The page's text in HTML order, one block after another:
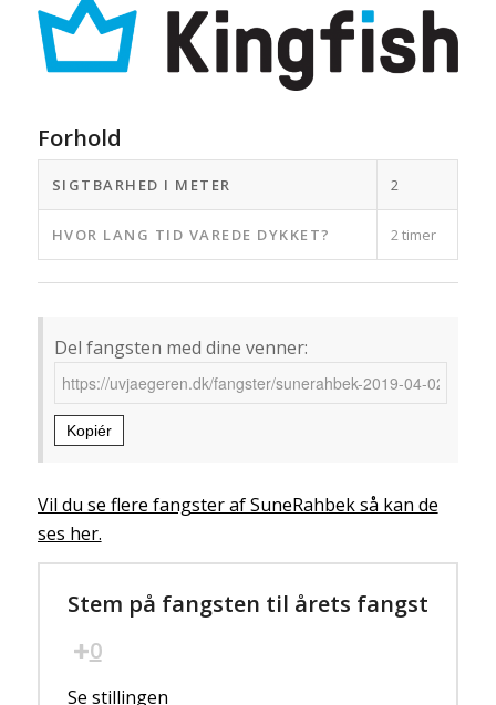
Forhold
SIGTBARHED I METER 2
HVOR LANG TID VAREDE DYKKET? 2 timer
Del fangsten med dine venner:
Kopiér
Vil du se flere fangster af SuneRahbek så kan de
ses her.
Stem på fangsten til årets fangst
0
Se stillingen